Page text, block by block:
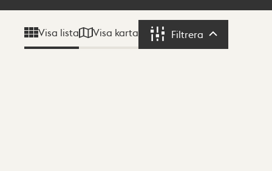
Visa lista Visa karta Filtrera Filtrera